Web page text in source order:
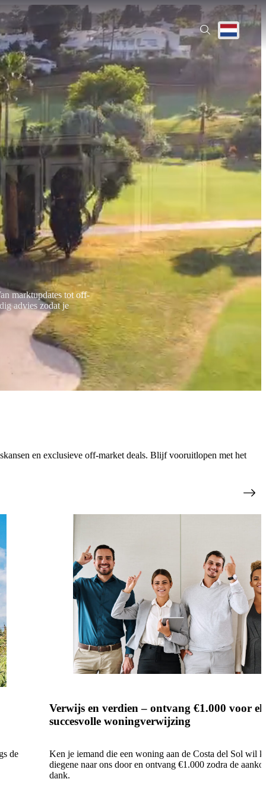
Translate
marktupdates tot off-
advies zodat je
en exclusieve off-market deals. Blijf vooruitlopen met het
de
Verwijs en verdien – ontvang €1.000 voor
succesvolle woningverwijzing
Ken je iemand die een woning aan de Costa del Sol wil
diegene naar ons door en ontvang €1.000 zodra de
dank.